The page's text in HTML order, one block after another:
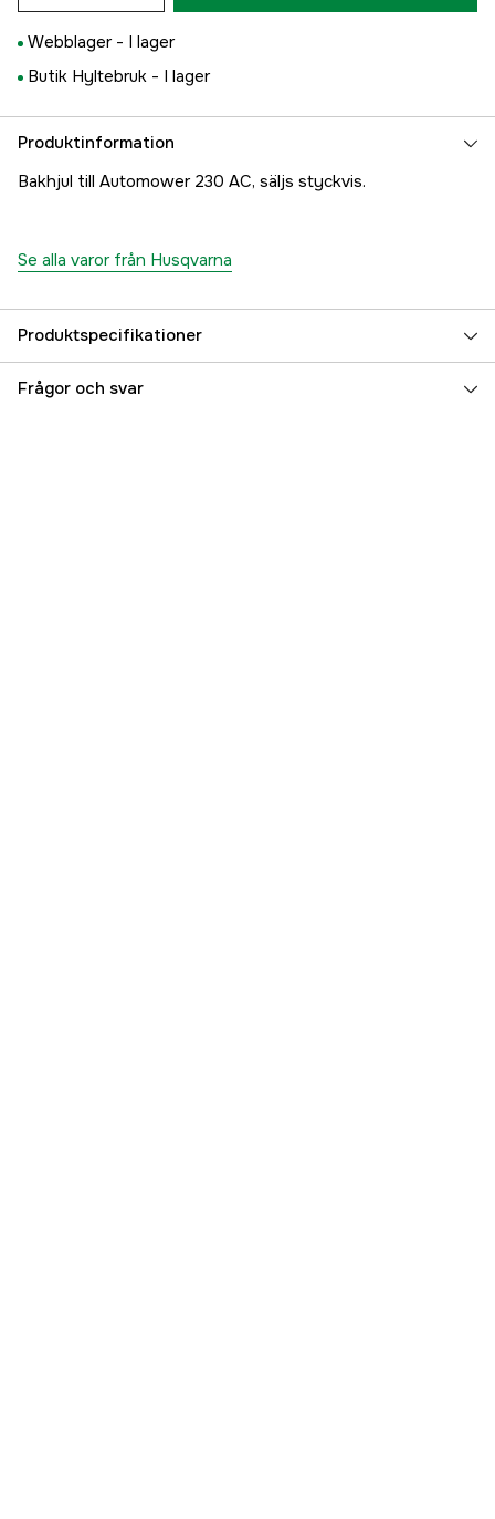
Webblager - I lager
Butik Hyltebruk - I lager
Produktinformation
Bakhjul till Automower 230 AC, säljs styckvis.
Se alla varor från Husqvarna
Produktspecifikationer
Garanti 1 år
Frågor och svar